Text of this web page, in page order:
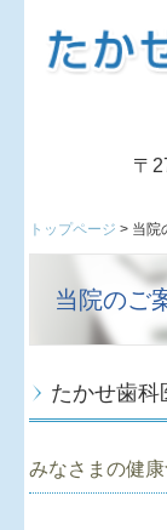
医師のご案内
診療案内
歯周病治療
審美歯科
矯正歯科
インプラント
診療時間・ア
〒
トップページ 当院
当院のご
たかせ歯科
みなさまの健